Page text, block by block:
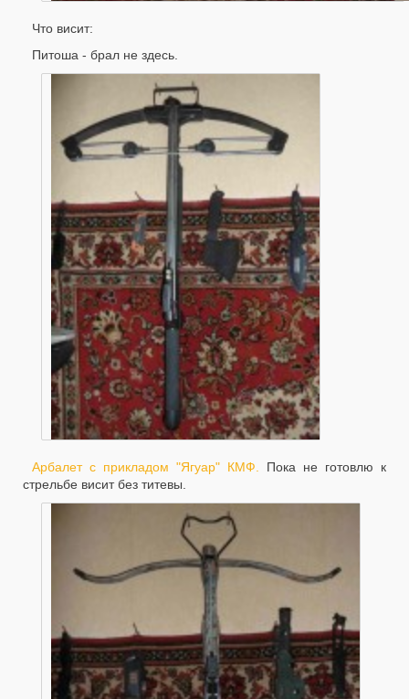
Что висит:
Питоша - брал не здесь.
Арбалет с прикладом "Ягуар" КМФ. Пока не готовлю к
стрельбе висит без титевы.